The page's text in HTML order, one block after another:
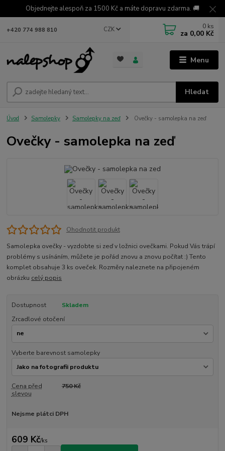
Objednejte alespoň za 1500 Kč a máte dopravu zdarma. 🚚
Menu
CZK
Hledat
+420 774 988 810 0 ks
za 0,00 Kč
Úvod Samolepky Samolepky na zeď Ovečky - samolepka na zeď
Ovečky - samolepka na zeď
Ohodnotit produkt
Samolepka ovečky - vyzdobte si zeď v ložnici ovečkami. Pokud Vás trápí
problémy s usínáním, můžete je pořád znovu a znovu počítat :) Tento
komplet obsahuje 3 ks oveček. Rozměry naleznete na připojeném
obrázku celý popis
Dostupnost
Skladem
Zrcadlové otočení
Vyberte barevnost samolepky
Cena před
slevou
750 Kč
Nejsme plátci DPH
609 Kč/ks